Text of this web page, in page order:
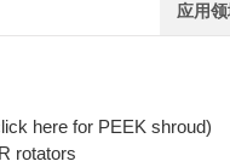
应用
here for PEEK shroud)
rotators